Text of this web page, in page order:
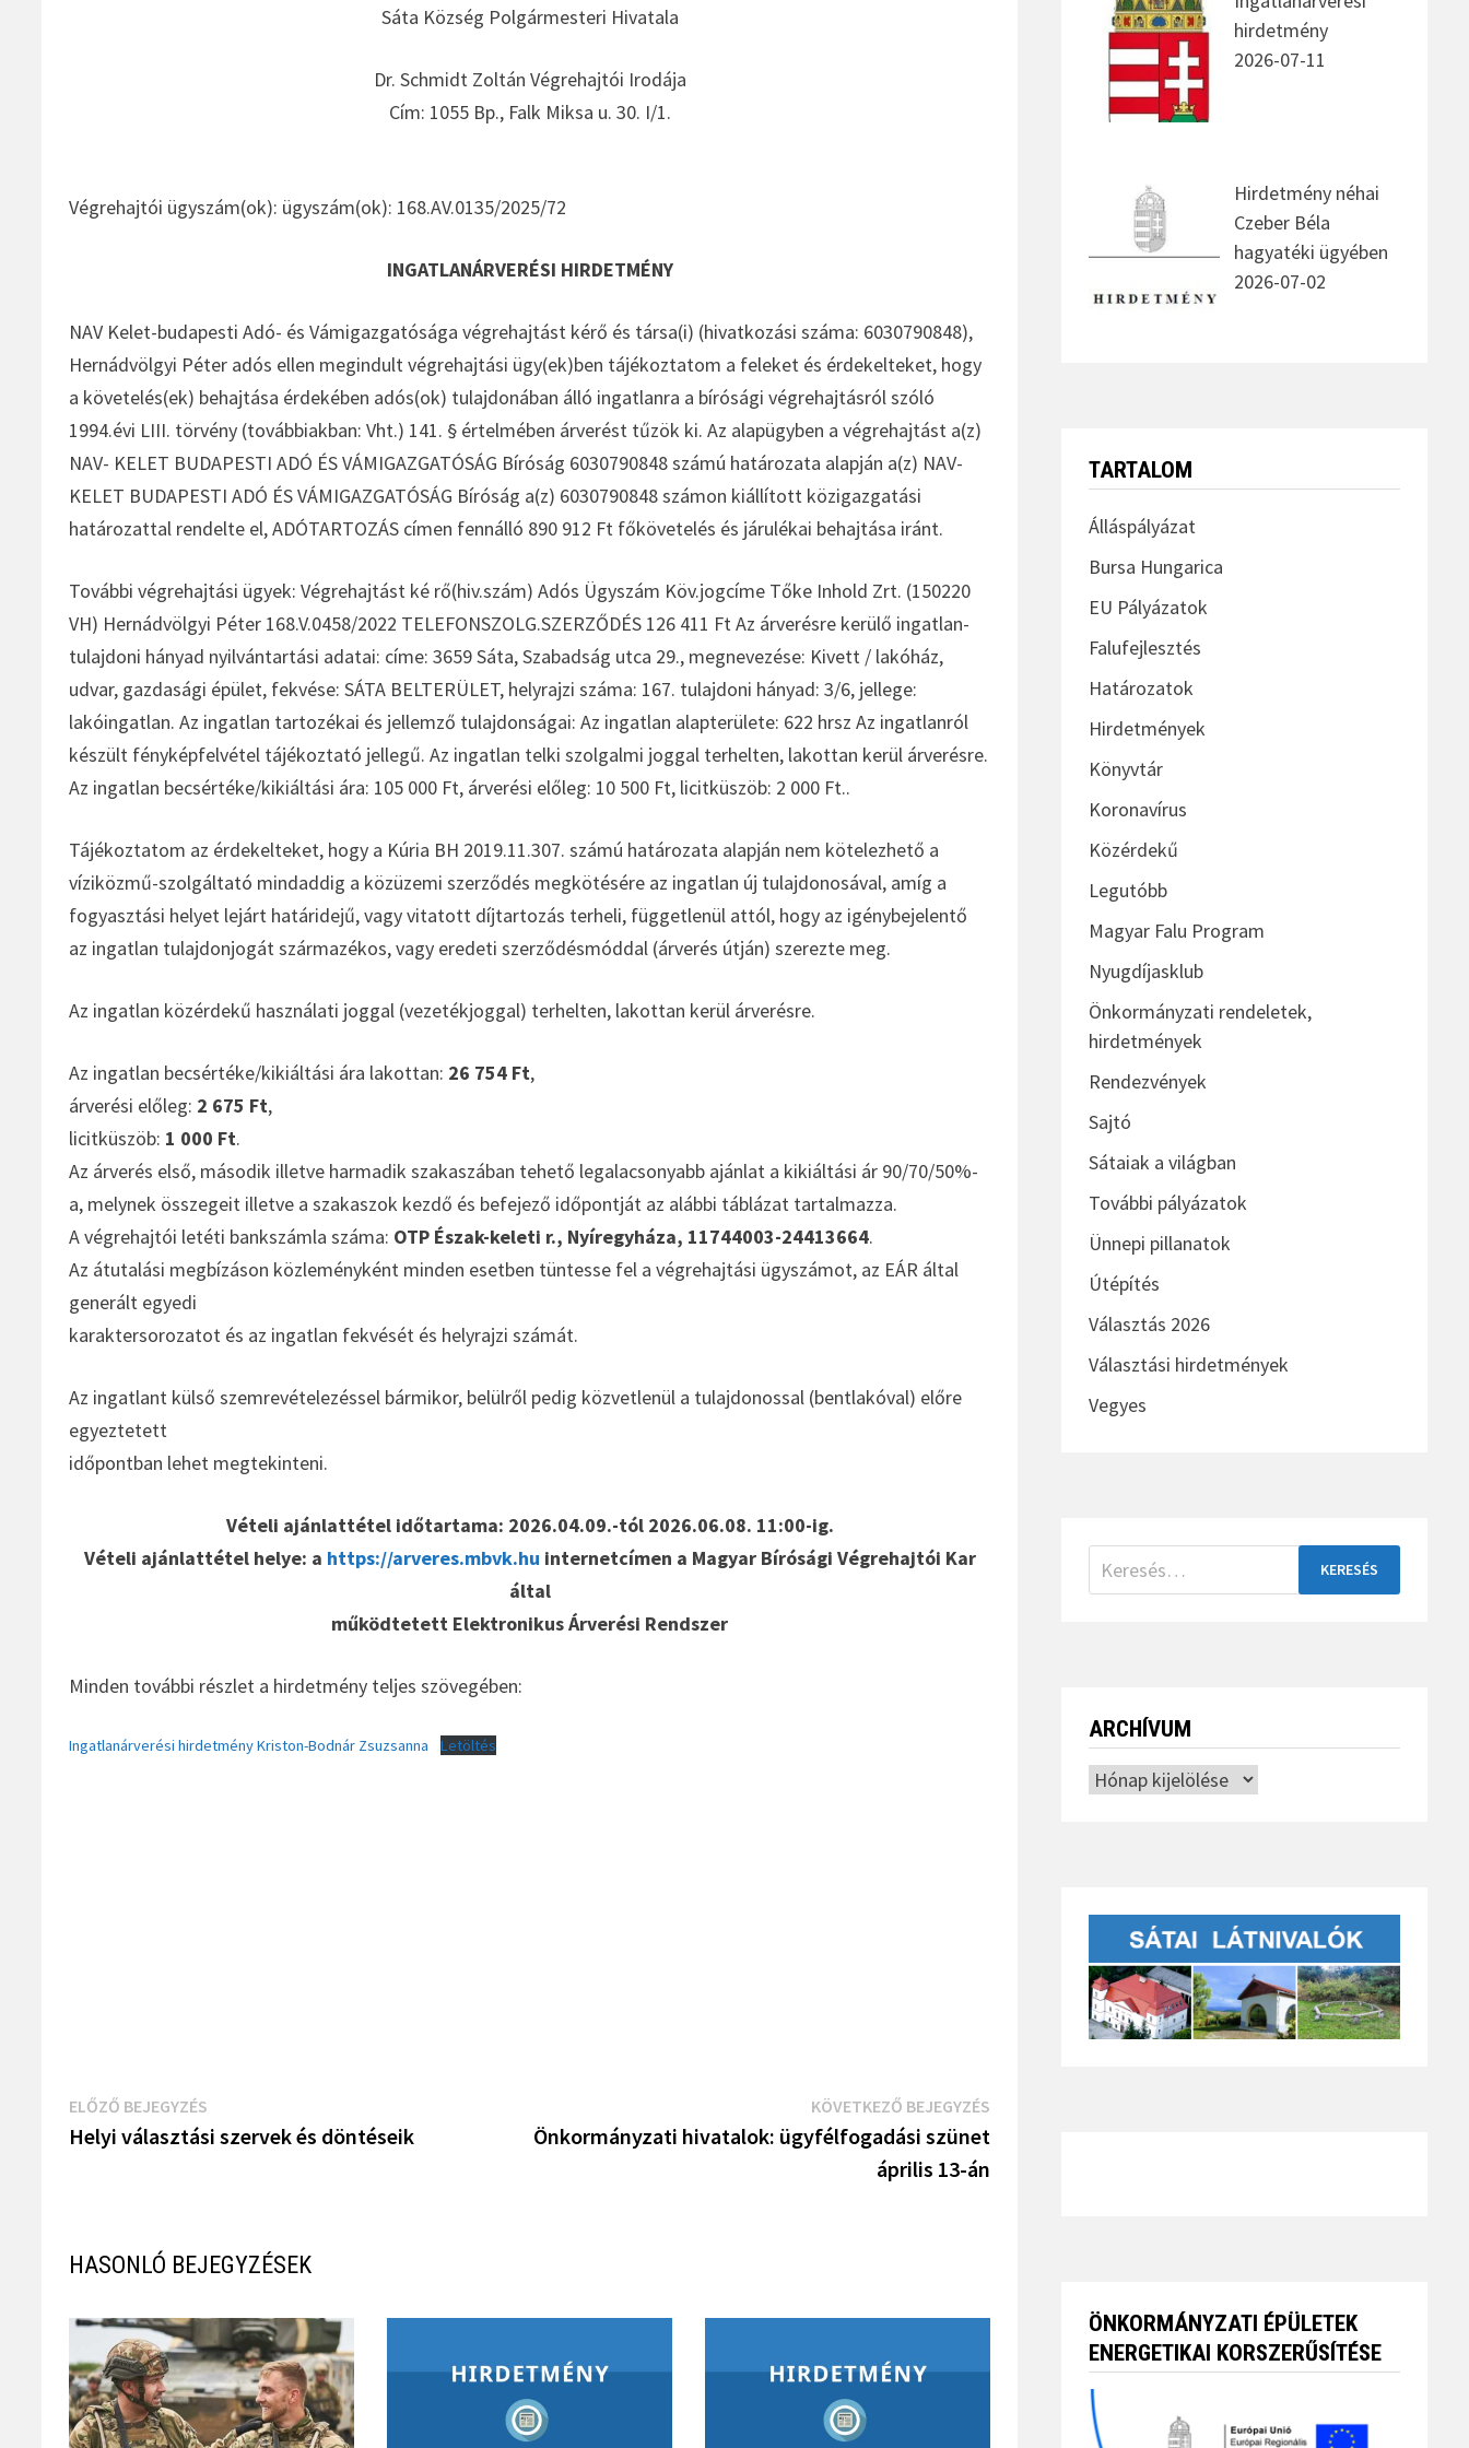
Sáta Község Polgármesteri Hivatala
Dr. Schmidt Zoltán Végrehajtói Irodája
Cím: 1055 Bp., Falk Miksa u. 30. I/1.
Végrehajtói ügyszám(ok): ügyszám(ok): 168.AV.0135/2025/72
INGATLANÁRVERÉSI HIRDETMÉNY
NAV Kelet-budapesti Adó- és Vámigazgatósága végrehajtást kérő és társa(i) (hivatkozási száma: 6030790848),
Hernádvölgyi Péter adós ellen megindult végrehajtási ügy(ek)ben tájékoztatom a feleket és érdekelteket, hogy
a követelés(ek) behajtása érdekében adós(ok) tulajdonában álló ingatlanra a bírósági végrehajtásról szóló
1994.évi LIII. törvény (továbbiakban: Vht.) 141. § értelmében árverést tűzök ki. Az alapügyben a végrehajtást a(z)
NAV- KELET BUDAPESTI ADÓ ÉS VÁMIGAZGATÓSÁG Bíróság 6030790848 számú határozata alapján a(z) NAV-
KELET BUDAPESTI ADÓ ÉS VÁMIGAZGATÓSÁG Bíróság a(z) 6030790848 számon kiállított közigazgatási
határozattal rendelte el, ADÓTARTOZÁS címen fennálló 890 912 Ft főkövetelés és járulékai behajtása iránt.
További végrehajtási ügyek: Végrehajtást ké rő(hiv.szám) Adós Ügyszám Köv.jogcíme Tőke Inhold Zrt. (150220
VH) Hernádvölgyi Péter 168.V.0458/2022 TELEFONSZOLG.SZERZŐDÉS 126 411 Ft Az árverésre kerülő ingatlan-
tulajdoni hányad nyilvántartási adatai: címe: 3659 Sáta, Szabadság utca 29., megnevezése: Kivett / lakóház,
udvar, gazdasági épület, fekvése: SÁTA BELTERÜLET, helyrajzi száma: 167. tulajdoni hányad: 3/6, jellege:
lakóingatlan. Az ingatlan tartozékai és jellemző tulajdonságai: Az ingatlan alapterülete: 622 hrsz Az ingatlanról
készült fényképfelvétel tájékoztató jellegű. Az ingatlan telki szolgalmi joggal terhelten, lakottan kerül árverésre.
Az ingatlan becsértéke/kikiáltási ára: 105 000 Ft, árverési előleg: 10 500 Ft, licitküszöb: 2 000 Ft..
Tájékoztatom az érdekelteket, hogy a Kúria BH 2019.11.307. számú határozata alapján nem kötelezhető a
víziközmű-szolgáltató mindaddig a közüzemi szerződés megkötésére az ingatlan új tulajdonosával, amíg a
fogyasztási helyet lejárt határidejű, vagy vitatott díjtartozás terheli, függetlenül attól, hogy az igénybejelentő
az ingatlan tulajdonjogát származékos, vagy eredeti szerződésmóddal (árverés útján) szerezte meg.
Az ingatlan közérdekű használati joggal (vezetékjoggal) terhelten, lakottan kerül árverésre.
Az ingatlan becsértéke/kikiáltási ára lakottan: 26 754 Ft,
árverési előleg: 2 675 Ft,
licitküszöb: 1 000 Ft.
Az árverés első, második illetve harmadik szakaszában tehető legalacsonyabb ajánlat a kikiáltási ár 90/70/50%-
a, melynek összegeit illetve a szakaszok kezdő és befejező időpontját az alábbi táblázat tartalmazza.
A végrehajtói letéti bankszámla száma: OTP Észak-keleti r., Nyíregyháza, 11744003-24413664.
Az átutalási megbízáson közleményként minden esetben tüntesse fel a végrehajtási ügyszámot, az EÁR által
generált egyedi
karaktersorozatot és az ingatlan fekvését és helyrajzi számát.
Az ingatlant külső szemrevételezéssel bármikor, belülről pedig közvetlenül a tulajdonossal (bentlakóval) előre
egyeztetett
időpontban lehet megtekinteni.
Vételi ajánlattétel időtartama: 2026.04.09.-tól 2026.06.08. 11:00-ig.
Vételi ajánlattétel helye: a https://arveres.mbvk.hu internetcímen a Magyar Bírósági Végrehajtói Kar
által
működtetett Elektronikus Árverési Rendszer
Minden további részlet a hirdetmény teljes szövegében:
Ingatlanárverési hirdetmény Kriston-Bodnár Zsuzsanna Letöltés
Bejegyzés
navigáció
ELŐZŐ BEJEGYZÉS
Post
Helyi választási szervek és döntéseik
KÖVETKEZŐ BEJEGYZÉSNext
Post
Önkormányzati hivatalok: ügyfélfogadási szünet
április 13-án
HASONLÓ BEJEGYZÉSEK
hirdetmény
2026-07-11
Hirdetmény néhai
Czeber Béla
hagyatéki ügyében
2026-07-02
TARTALOM
Álláspályázat
Bursa Hungarica
EU Pályázatok
Falufejlesztés
Határozatok
Hirdetmények
Könyvtár
Koronavírus
Közérdekű
Legutóbb
Magyar Falu Program
Nyugdíjasklub
Önkormányzati rendeletek,
hirdetmények
Rendezvények
Sajtó
Sátaiak a világban
További pályázatok
Ünnepi pillanatok
Útépítés
Választás 2026
Választási hirdetmények
Vegyes
Keresés:
ARCHÍVUM
Archívum
ÖNKORMÁNYZATI ÉPÜLETEK
ENERGETIKAI KORSZERŰSÍTÉSE